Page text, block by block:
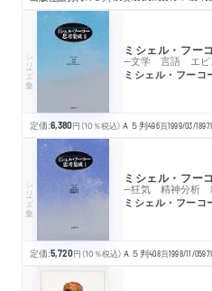
シリーズ・全集 ミシェル・フー
─文学 言語 エピ
ミシェル・フーコ
定価:6,380円 （10％税込） Ａ５判496頁1999/03/18
シリーズ・全集 ミシェル・フー
─狂気 精神分析
ミシェル・フーコ
定価:5,720円 （10％税込） Ａ５判408頁1998/11/05